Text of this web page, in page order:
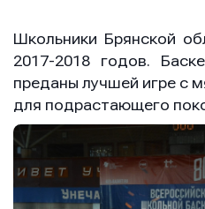
Школьники Брянской
2017-2018 годов.
преданы лучшей игре с
для подрастающего